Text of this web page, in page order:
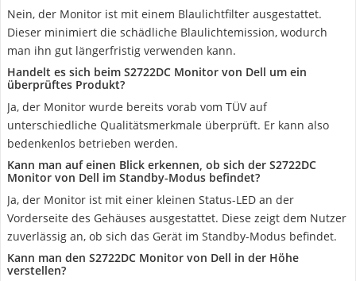
Nein, der Monitor ist mit einem Blaulichtfilter ausgestattet.
Dieser minimiert die schädliche Blaulichtemission, wodurch
man ihn gut längerfristig verwenden kann.
Handelt es sich beim S2722DC Monitor von Dell um ein
überprüftes Produkt?
Ja, der Monitor wurde bereits vorab vom TÜV auf
unterschiedliche Qualitätsmerkmale überprüft. Er kann also
bedenkenlos betrieben werden.
Kann man auf einen Blick erkennen, ob sich der S2722DC
Monitor von Dell im Standby-Modus befindet?
Ja, der Monitor ist mit einer kleinen Status-LED an der
Vorderseite des Gehäuses ausgestattet. Diese zeigt dem Nutzer
zuverlässig an, ob sich das Gerät im Standby-Modus befindet.
Kann man den S2722DC Monitor von Dell in der Höhe
verstellen?